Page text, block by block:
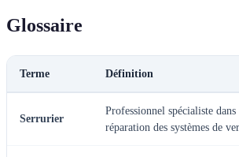
Glossaire
Terme Définition
Serrurier
Professionnel spécialiste
réparation des systèmes de